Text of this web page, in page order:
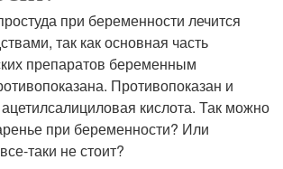
при беременности лечится
так как основная часть
препаратов беременным
Противопоказан и
кислота. Так можно
при беременности? Или
таки не стоит?